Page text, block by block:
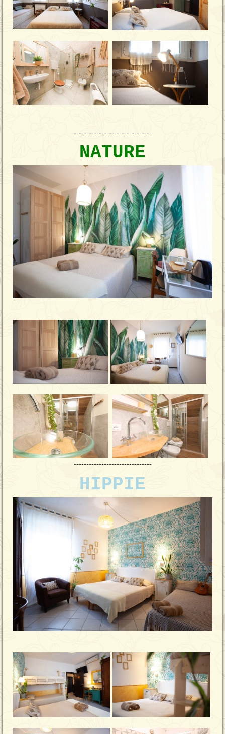
-------------------------------
NATURE
-------------------------------
HIPPIE